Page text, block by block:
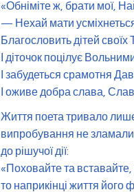
«Обніміте ж, брати мої,
— Нехай мати
Благословить дітей
І діточок поцілує
І забудеться срамотня
І оживе добра слава,
Життя поета тривало лише
випробування не зламали
до рішучої дії:
«Поховайте та вставайте,
то наприкінці життя його